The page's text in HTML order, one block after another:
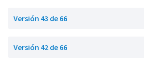
Versión 43 de 66
Versión 42 de 66